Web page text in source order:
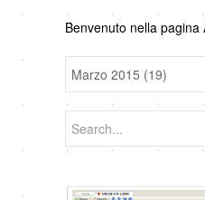
Benvenuto nella